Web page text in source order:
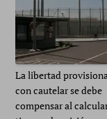
La libertad
con cautelar se debe
compensar al